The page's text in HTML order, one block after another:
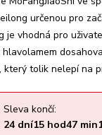
určenou pro
je vhodná pro
hlavolamem
který tolik nelepí na
Sleva končí:
24 dní15hod47min